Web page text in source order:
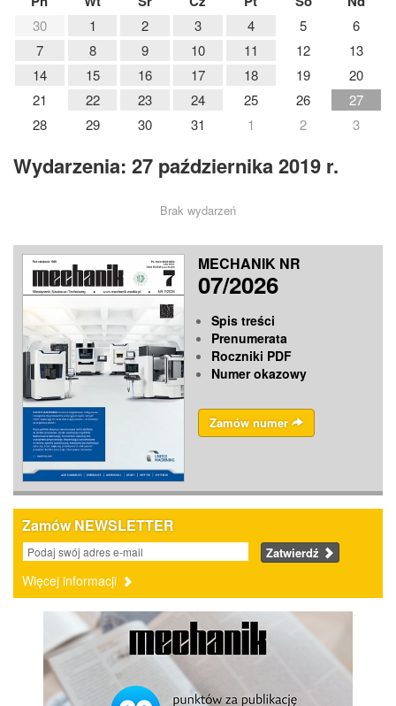
30 1 2 3 4 5
6
7
8 9 10 11 12
13
14
15 16 17 18 19
20
21
22 23 24 25 26
27
28
29 30 31 1 2 3
Wydarzenia: 27 października 2019 r.
Brak wydarzeń
MECHANIK NR
07/2026
Spis treści
Prenumerata
Roczniki PDF
Numer okazowy
Zamów numer
Zamów NEWSLETTER
Zatwierdź
Więcej informacji